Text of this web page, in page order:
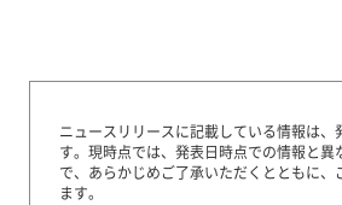
ニュースリリースに記載している情報は、
す。 現時点では、発表日時点での情報と異
で、あらかじめご了承いただくとともに、
ます。